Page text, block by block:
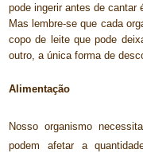
pode ingerir antes de cantar
Mas lembre-se que cada
copo de leite que pode
outro, a única forma de
Alimentação
Nosso organismo
podem afetar a